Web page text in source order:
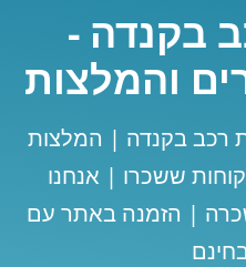
בקנדה -
והמלצות
רכב בקנדה | המלצות
ששכרו | אנחנו
חברות השכרה | הזמנה באתר עם